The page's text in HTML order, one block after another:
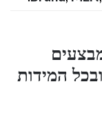
המידות